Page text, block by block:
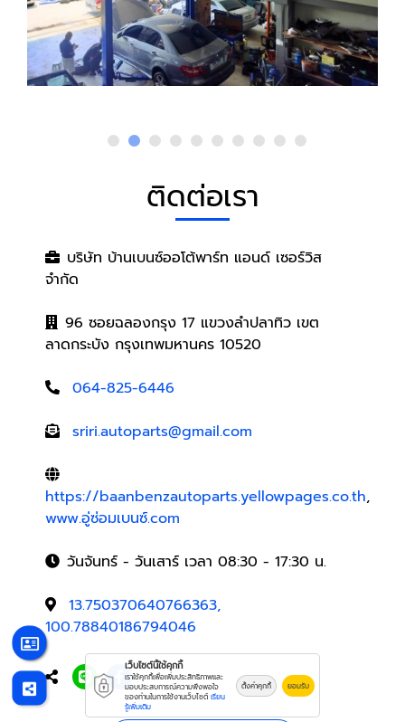
ติดต่อเรา
บริษัท บ้านเบนซ์ออโต้พาร์ท แอนด์ เซอร์วิส
จำกัด
96 ซอยฉลองกรุง 17 แขวงลำปลาทิว เขต
ลาดกระบัง กรุงเทพมหานคร 10520
064-825-6446
sriri.autoparts@gmail.com
https://baanbenzautoparts.yellowpages.co.th,
www.อู่ซ่อมเบนซ์.com
วันจันทร์ - วันเสาร์ เวลา 08:30 - 17:30 น.
13.750370640766363,
100.78840186794046
เว็บไซต์นี้ใช้คุกกี้
เราใช้คุกกี้เพื่อเพิ่มประสิทธิภาพและ
มอบประสบการณ์ความพึงพอใจ
ของท่านในการใช้งานเว็บไซต์ เรียน
รู้เพิ่มเติม
ตั้งค่าคุกกี้ ยอมรับ